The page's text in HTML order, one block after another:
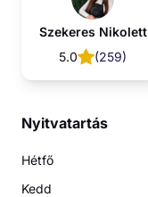
Szekeres Nikolett
5.0
(259)
Nyitvatartás
Hétfő
Kedd